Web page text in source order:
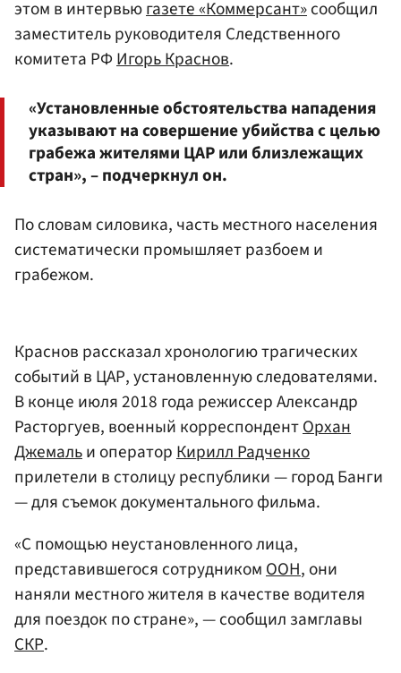
этом в интервьюгазете «Коммерсант»сообщил
заместитель руководителя Следственного
комитета РФИгорь Краснов.
«Установленные обстоятельства нападения
указывают на совершение убийства с целью
грабежа жителями ЦАР или близлежащих
стран», – подчеркнул он.
По словам силовика, часть местного населения
систематически промышляет разбоем и
грабежом.
Краснов рассказал хронологию трагических
событий в ЦАР, установленную следователями.
В конце июля 2018 года режиссер Александр
Расторгуев, военный корреспондентОрхан
Джемальи операторКирилл Радченко
прилетели в столицу республики — город Банги
— для съемок документального фильма.
«С помощью неустановленного лица,
представившегося сотрудникомООН, они
наняли местного жителя в качестве водителя
для поездок по стране», — сообщил замглавы
СКР.